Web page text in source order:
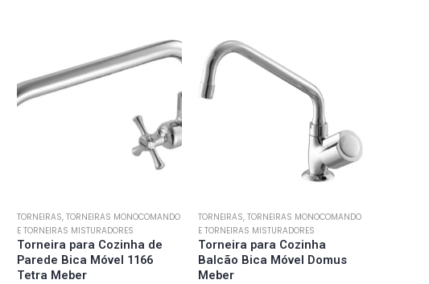
TORNEIRAS, TORNEIRAS MONOCOMANDO
E TORNEIRAS MISTURADORES
Torneira para Cozinha de
Parede Bica Móvel 1166
Tetra Meber
TORNEIRAS, TORNEIRAS MONOCOMANDO
E TORNEIRAS MISTURADORES
Torneira para Cozinha
Balcão Bica Móvel Domus
Meber